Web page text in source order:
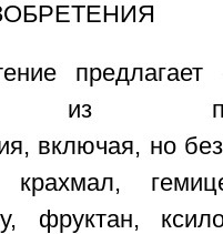
из
включая, но
фруктан,